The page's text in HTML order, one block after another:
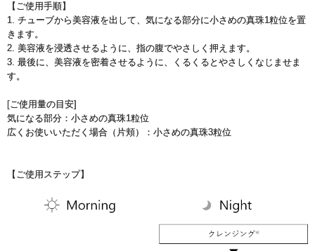
【ご使用手順】
1. チューブから美容液を出して、気になる部分に小さめの真珠1粒位を置
きます。
2. 美容液を浸透させるように、指の腹でやさしく押えます。
3. 最後に、美容液を密着させるように、くるくるとやさしくなじませま
す。
[ご使用量の目安]
気になる部分：小さめの真珠1粒位
広くお使いいただく場合（片頬）：小さめの真珠3粒位
【ご使用ステップ】